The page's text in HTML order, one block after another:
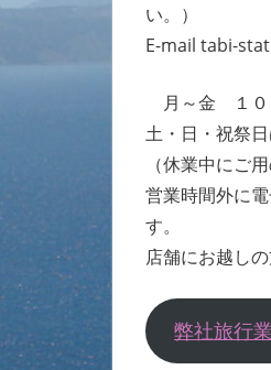
い。）
E-mail tabi-
月～金 １０
土・日・祝祭日
（休業中にご
営業時間外に
す。
店舗にお越し
弊社旅行